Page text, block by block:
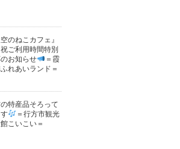
空のねこカフェ』
ご利用時間特別
お知らせ
＝霞
れあいランド＝
特産品そろって
＝行方市観光
こいこい＝